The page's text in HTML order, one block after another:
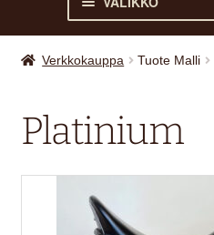
ETUSIVU
RATSASTAJALLE
Verkkokauppa Tuote Malli
Platinium